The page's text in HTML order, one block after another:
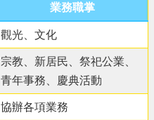
業務職掌
觀光、文化
宗教、新居民、祭祀公業、
青年事務、慶典活動
協辦各項業務